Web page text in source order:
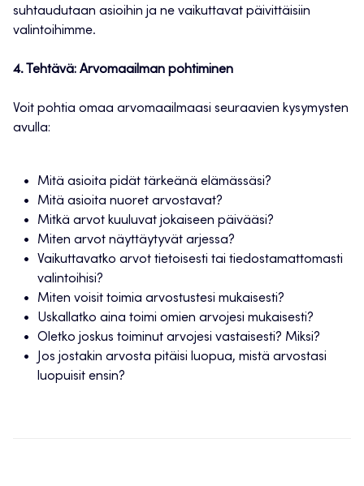
suhtaudutaan asioihin ja ne vaikuttavat päivittäisiin
valintoihimme.
4. Tehtävä: Arvomaailman pohtiminen
Voit pohtia omaa arvomaailmaasi seuraavien kysymysten
avulla:
Mitä asioita pidät tärkeänä elämässäsi?
Mitä asioita nuoret arvostavat?
Mitkä arvot kuuluvat jokaiseen päivääsi?
Miten arvot näyttäytyvät arjessa?
Vaikuttavatko arvot tietoisesti tai tiedostamattomasti
valintoihisi?
Miten voisit toimia arvostustesi mukaisesti?
Uskallatko aina toimi omien arvojesi mukaisesti?
Oletko joskus toiminut arvojesi vastaisesti? Miksi?
Jos jostakin arvosta pitäisi luopua, mistä arvostasi
luopuisit ensin?